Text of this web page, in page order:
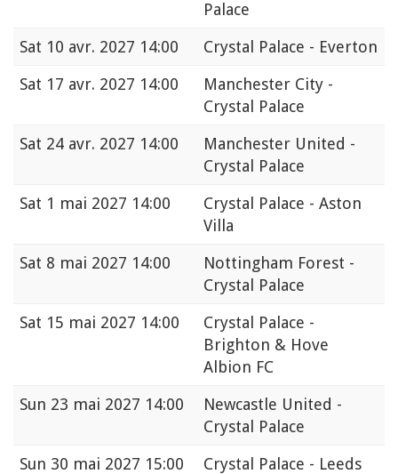
Palace
Sat 10 avr. 2027 14:00
Crystal Palace - Everton
Sat 17 avr. 2027 14:00
Manchester City -
Crystal Palace
Sat 24 avr. 2027 14:00
Manchester United -
Crystal Palace
Sat 1 mai 2027 14:00
Crystal Palace - Aston
Villa
Sat 8 mai 2027 14:00
Nottingham Forest -
Crystal Palace
Sat 15 mai 2027 14:00
Crystal Palace -
Brighton & Hove
Albion FC
Sun 23 mai 2027 14:00
Newcastle United -
Crystal Palace
Sun 30 mai 2027 15:00
Crystal Palace - Leeds